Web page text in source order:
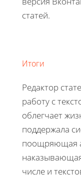
статей.
Итоги
Редактор
работу с
облегчает
поддержала
поощряющая
числе и